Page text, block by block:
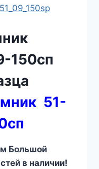
150сп
51-
Большой
в наличии!